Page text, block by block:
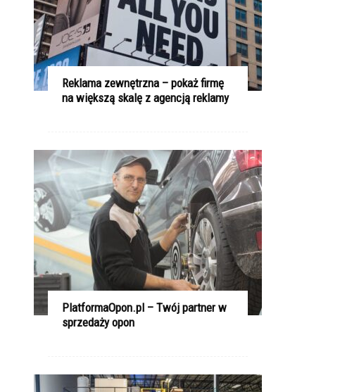
Reklama zewnętrzna – pokaż firmę
na większą skalę z agencją reklamy
PlatformaOpon.pl – Twój partner w
sprzedaży opon